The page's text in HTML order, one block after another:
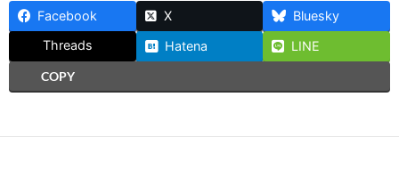
Facebook X
Bluesky
Threads
Hatena
LINE
COPY